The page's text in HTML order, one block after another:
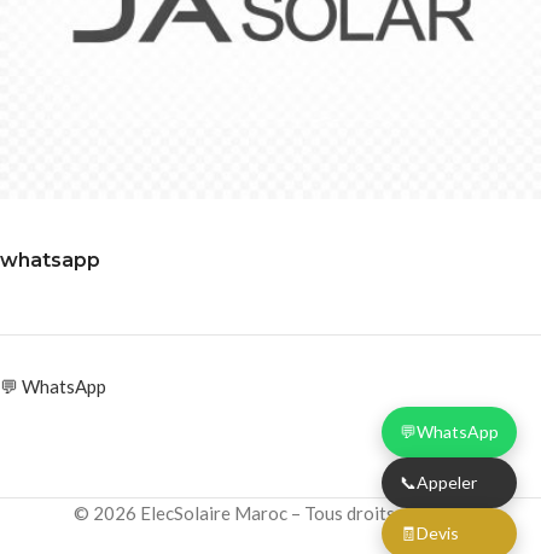
whatsapp
💬 WhatsApp
© 2026 ElecSolaire Maroc – Tous droits réservés
💬WhatsApp
📞Appeler
🧾Devis